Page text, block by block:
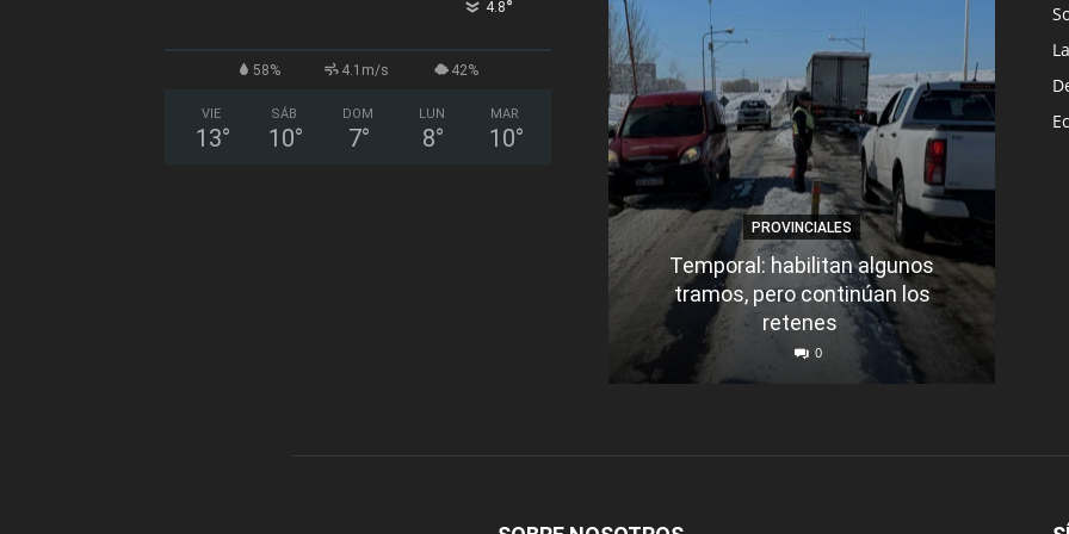
4.8°
58% 4.1m/s 42%
VIE
13°
SÁB
10°
DOM
7°
LUN
8°
MAR
10°
PROVINCIALES
Temporal: habilitan algunos
tramos, pero continúan los
retenes
0